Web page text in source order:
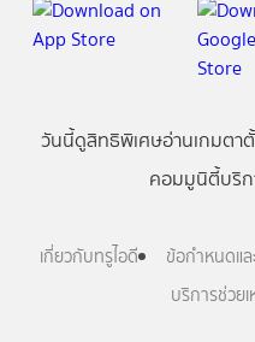
วันนี้ดูสิทธิพิเศษอ่านเกมตา
คอมมูนิตี้บริ
เกี่ยวกับทรูไอดี ข้อกำหนดแล
บริการช่วย